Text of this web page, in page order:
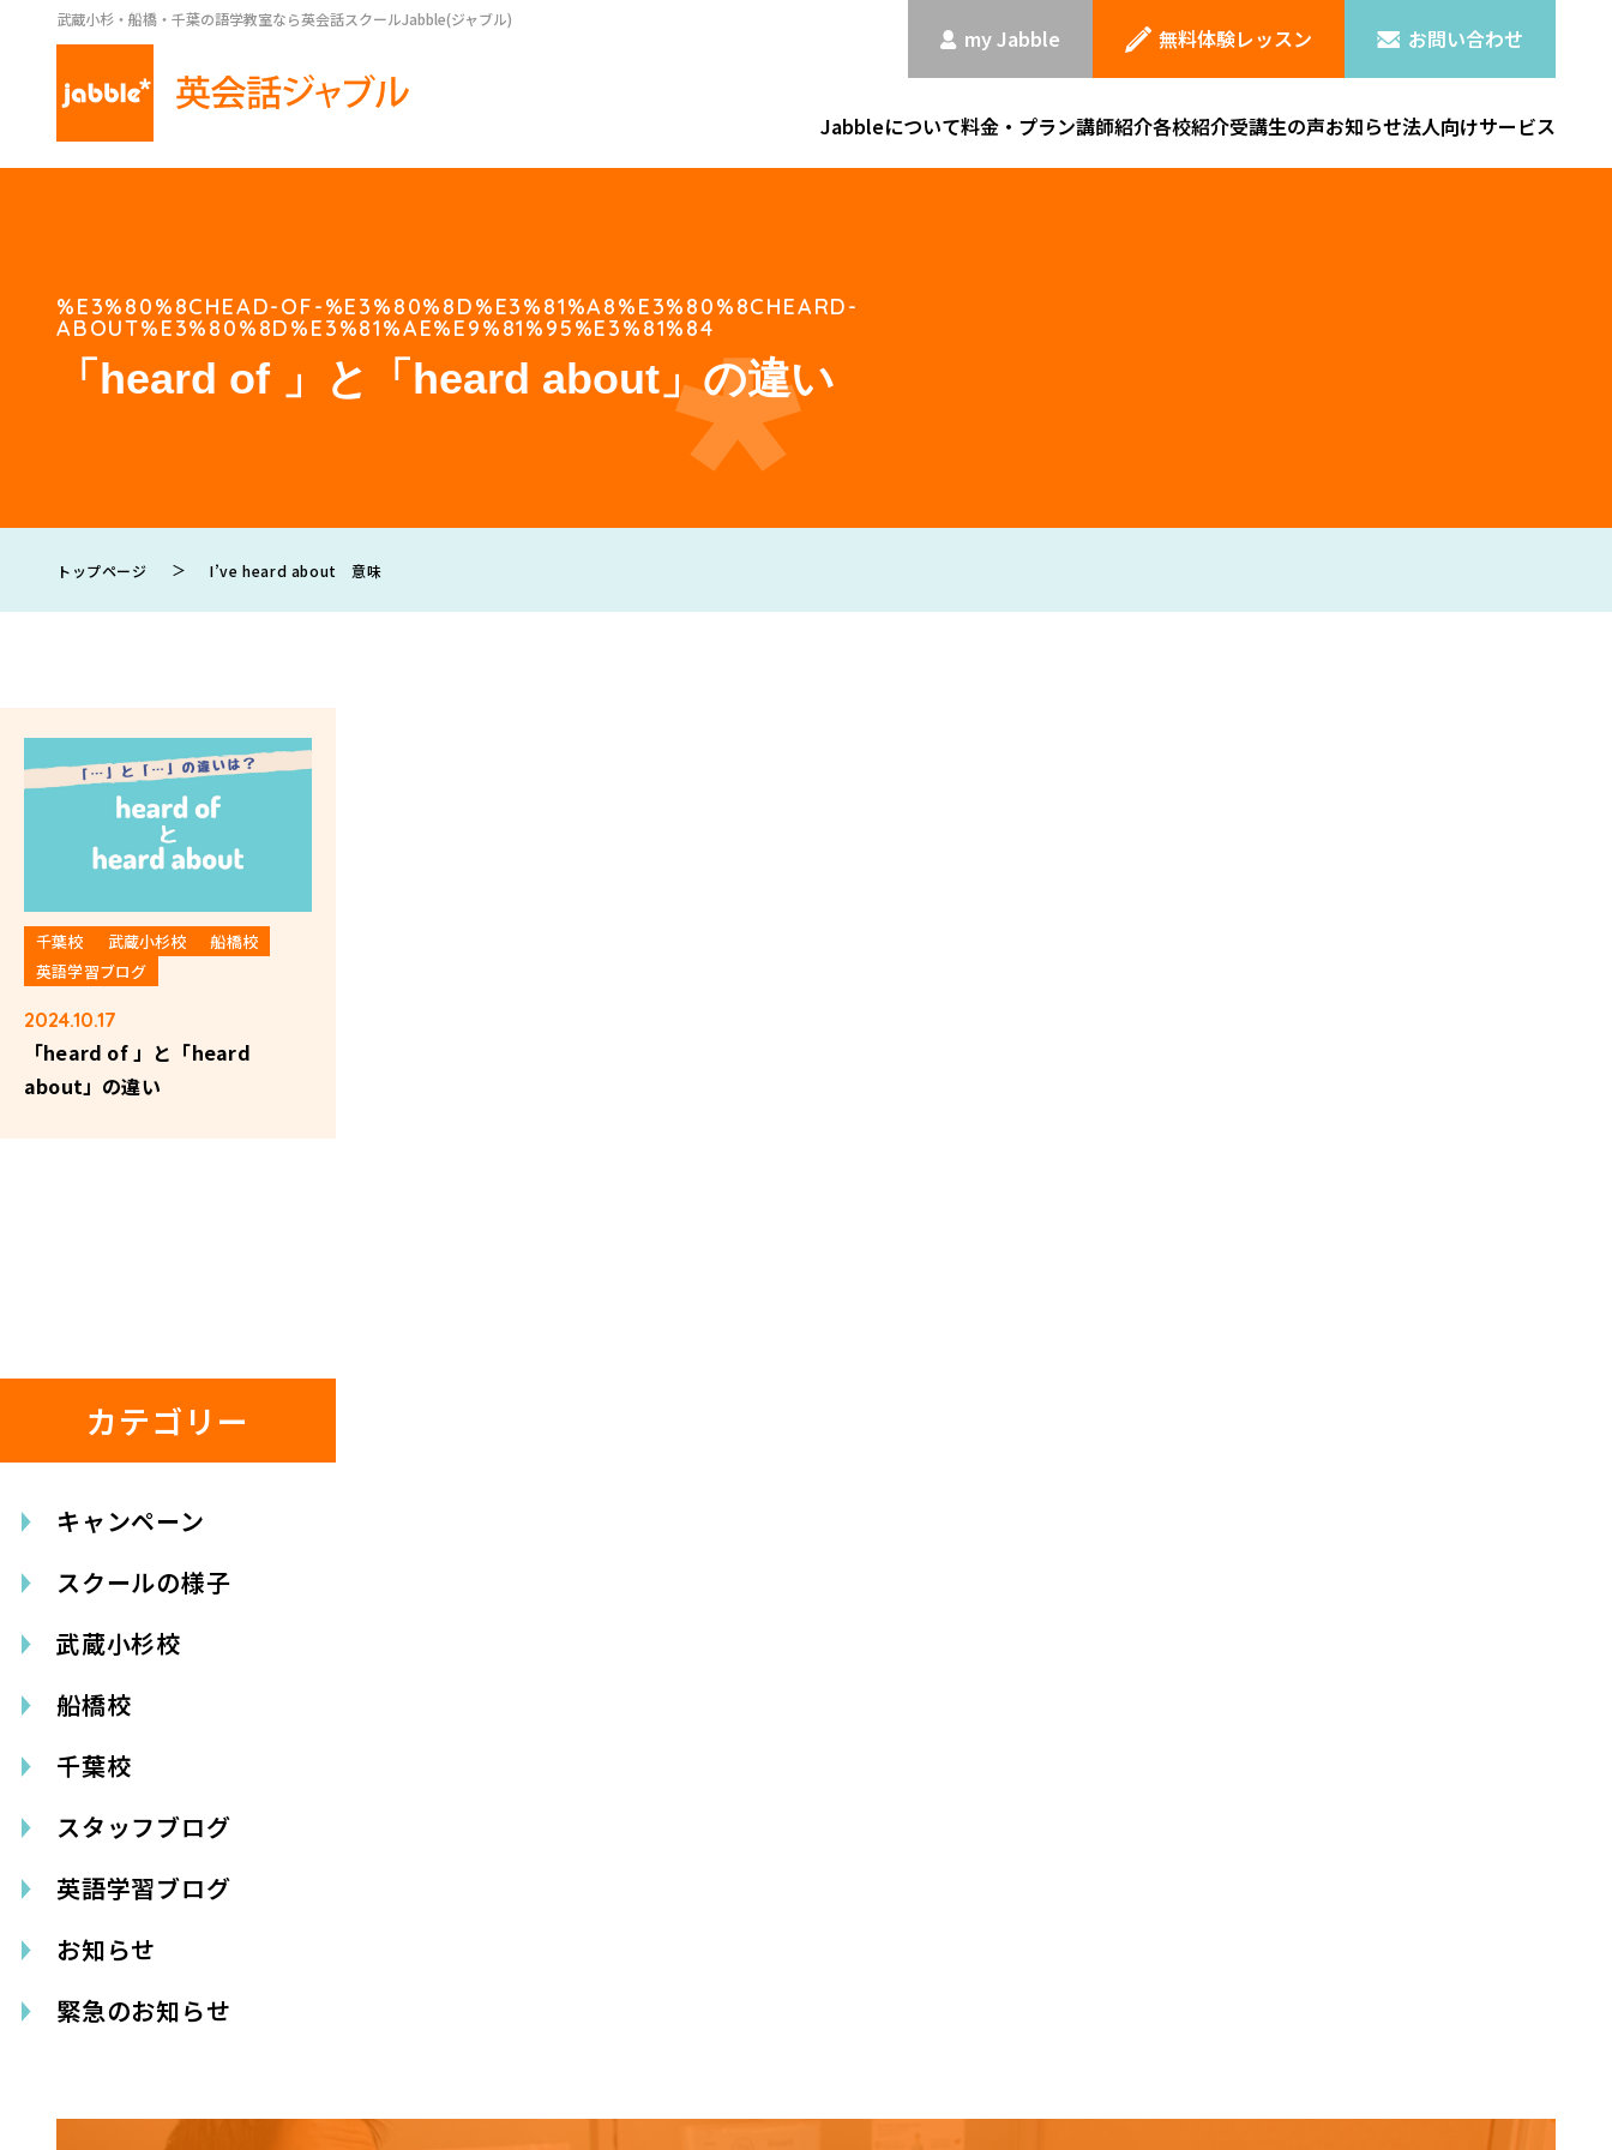
武蔵小杉・船橋・千葉の語学教室なら英会話スクールJabble(ジャブル)
my Jabble 無料体験レッスン お問い合わせ
Jabbleについて料金・プラン講師紹介各校紹介受講生の声お知らせ法人向けサービス
%E3%80%8CHEAD-OF-%E3%80%8D%E3%81%A8%E3%80%8CHEARD-
ABOUT%E3%80%8D%E3%81%AE%E9%81%95%E3%81%84
「heard of 」と「heard about」の違い
トップページ ＞ I’ve heard about 意味
千葉校 武蔵小杉校
船橋校
英語学習ブログ
2024.10.17
「heard of 」と「heard
about」の違い
カテゴリー
キャンペーン
スクールの様子
武蔵小杉校
船橋校
千葉校
スタッフブログ
英語学習ブログ
お知らせ
緊急のお知らせ